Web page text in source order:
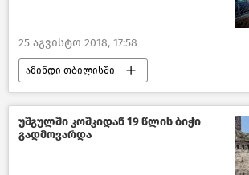
25 აგვისტო 2018, 17:58
ამინდი თბილისში
ამინდი საქართველოში საქართველო
უშგულში კოშკიდან 19 წლის ბიჭი
გადმოვარდა